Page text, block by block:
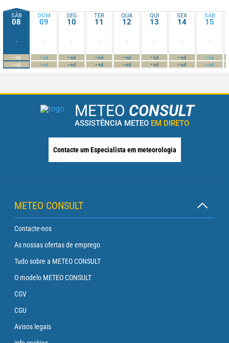
SÁB
08
-
-nd
-nd
DOM
09
-
-nd
-nd
SEG
10
-
-nd
-nd
TER
11
-
-nd
-nd
QUA
12
-
-nd
-nd
QUI
13
-
-nd
-nd
SEX
14
-
-nd
-nd
SÁB
15
-
-nd
-nd
METEO CONSULT
ASSISTÊNCIA METEO EM DIRETO
Contacte um Especialista em meteorologia
METEO CONSULT
Contacte-nos
As nossas ofertas de emprego
Tudo sobre a METEO CONSULT
O modelo METEO CONSULT
CGV
CGU
Avisos legais